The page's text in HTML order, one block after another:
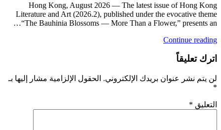
Hong Kong, August 2026 — The
Literature and Art (2026.2), published
“The Bauhinia Blossoms — More
الحقول الإلزامية مشار إليها بـ